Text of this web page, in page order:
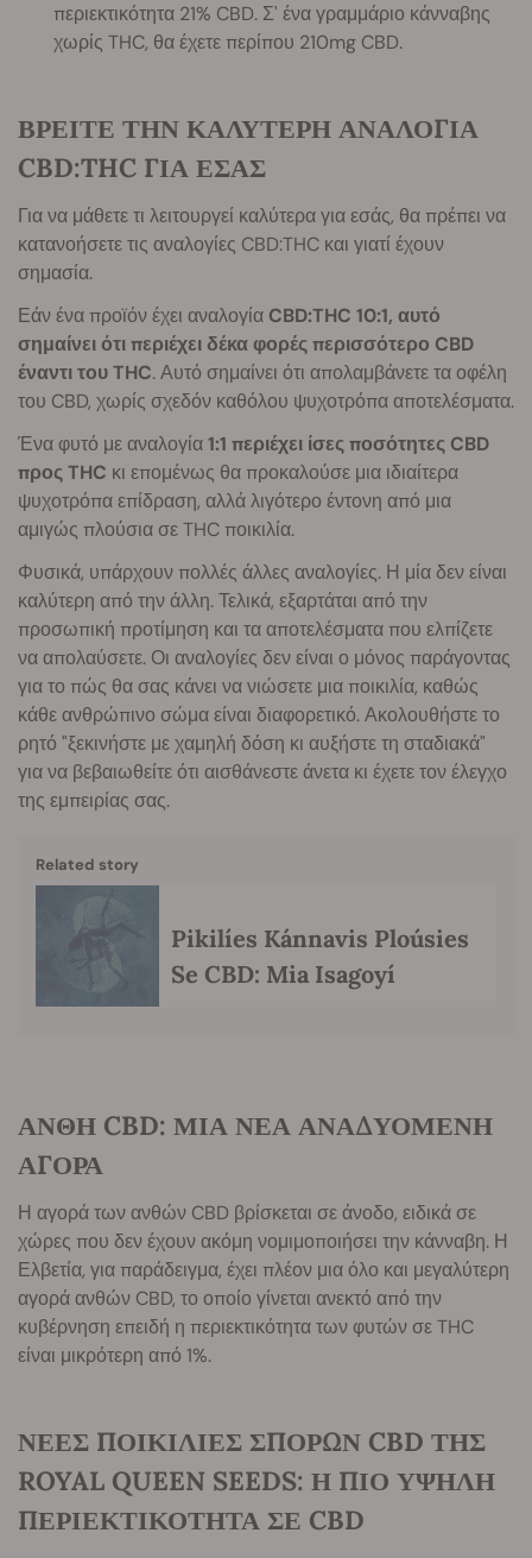
περιεκτικότητα 21% CBD. Σ' ένα γραμμάριο κάνναβης
χωρίς THC, θα έχετε περίπου 210mg CBD.
ΒΡΕΙΤΕ ΤΗΝ ΚΑΛΥΤΕΡΗ ΑΝΑΛΟΓΙΑ
CBD:THC ΓΙΑ ΕΣΑΣ
Για να μάθετε τι λειτουργεί καλύτερα για εσάς, θα πρέπει να
κατανοήσετε τις αναλογίες CBD:THC και γιατί έχουν
σημασία.
Εάν ένα προϊόν έχει αναλογία CBD:THC 10:1, αυτό
σημαίνει ότι περιέχει δέκα φορές περισσότερο CBD
έναντι του THC. Αυτό σημαίνει ότι απολαμβάνετε τα οφέλη
του CBD, χωρίς σχεδόν καθόλου ψυχοτρόπα αποτελέσματα.
Ένα φυτό με αναλογία1:1 περιέχει ίσες ποσότητες CBD
προς THC κι επομένως θα προκαλούσε μια ιδιαίτερα
ψυχοτρόπα επίδραση, αλλά λιγότερο έντονη από μια
αμιγώς πλούσια σε THC ποικιλία.
Φυσικά, υπάρχουν πολλές άλλες αναλογίες. Η μία δεν είναι
καλύτερη από την άλλη. Τελικά, εξαρτάται από την
προσωπική προτίμηση και τα αποτελέσματα που ελπίζετε
να απολαύσετε. Οι αναλογίες δεν είναι ο μόνος παράγοντας
για το πώς θα σας κάνει να νιώσετε μια ποικιλία, καθώς
κάθε ανθρώπινο σώμα είναι διαφορετικό. Ακολουθήστε το
ρητό "ξεκινήστε με χαμηλή δόση κι αυξήστε τη σταδιακά"
για να βεβαιωθείτε ότι αισθάνεστε άνετα κι έχετε τον έλεγχο
της εμπειρίας σας.
Related story
Pikilíes Kánnavis Ploúsies
Se CBD: Mia Isagoyí
ΑΝΘΗ CBD: ΜΙΑ ΝΕΑ ΑΝΑΔΥΟΜΕΝΗ
ΑΓΟΡΑ
Η αγορά των ανθών CBD βρίσκεται σε άνοδο, ειδικά σε
χώρες που δεν έχουν ακόμη νομιμοποιήσει την κάνναβη. Η
Ελβετία, για παράδειγμα, έχει πλέον μια όλο και μεγαλύτερη
αγορά ανθών CBD, το οποίο γίνεται ανεκτό από την
κυβέρνηση επειδή η περιεκτικότητα των φυτών σε THC
είναι μικρότερη από 1%.
ΝΕΕΣ ΠΟΙΚΙΛΙΕΣ ΣΠΟΡΩΝ CBD ΤΗΣ
ROYAL QUEEN SEEDS: Η ΠΙΟ ΥΨΗΛΗ
ΠΕΡΙΕΚΤΙΚΟΤΗΤΑ ΣΕ CBD